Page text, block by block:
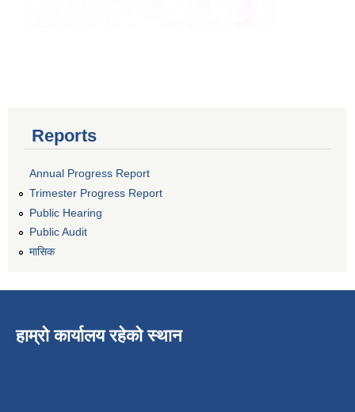
Reports
Annual Progress Report
Trimester Progress Report
Public Hearing
Public Audit
मासिक
हाम्रो कार्यालय रहेको स्थान